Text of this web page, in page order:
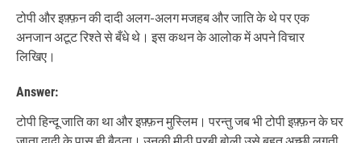
टोपी और इफ़्फ़न की दादी अलग-अलग मजहब और जाति के थे पर एक
अनजान अटूट रिश्ते से बँधे थे। इस कथन के आलोक में अपने विचार
लिखिए।
Answer:
टोपी हिन्दू जाति का था और इफ़्फ़न मुस्लिम। परन्तु जब भी टोपी इफ़्फ़न के घर